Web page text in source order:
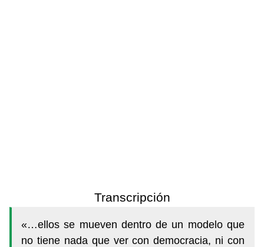
Transcripción
«…ellos se mueven dentro de un modelo que
no tiene nada que ver con democracia, ni con